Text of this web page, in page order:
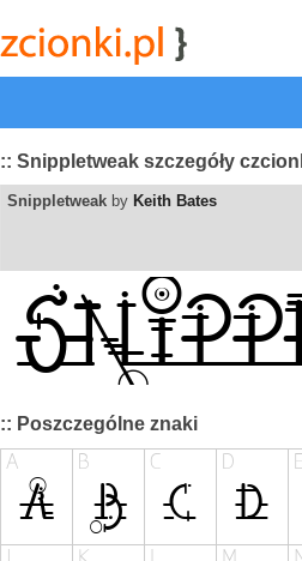
| przeglądaj | najwyżej
:: Snippletweak szczegóły
Snippletweak by Keith Bates
:: Poszczególne znaki